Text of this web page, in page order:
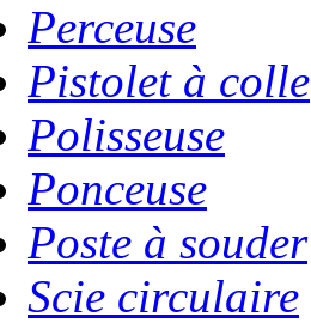
Perceuse
Pistolet à colle
Polisseuse
Ponceuse
Poste à souder
Scie circulaire